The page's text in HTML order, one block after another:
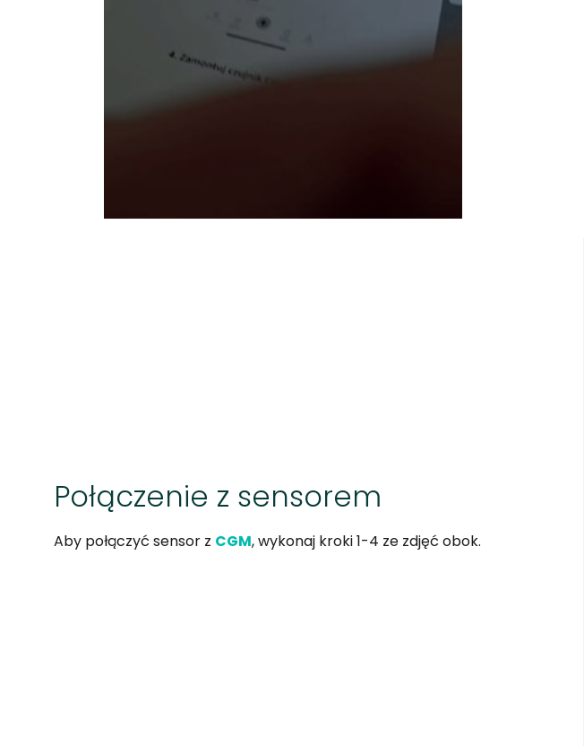
Połączenie z sensorem
Aby połączyć sensor z CGM, wykonaj kroki 1-4 ze zdjęć obok.